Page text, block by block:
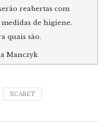
reabertas com
medidas de higiene.
quais são.
Manczyk
XCARET